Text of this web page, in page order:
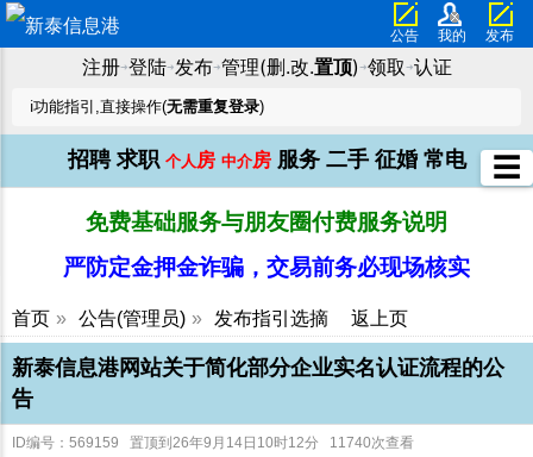
公告 我的 发布
注册➜登陆➜发布➜管理(删.改.置顶) ➜领取 ➜认证
ℹ️功能指引,直接操作(无需重复登录)
招聘 求职 个人 房 中介房 服务 二手 征婚 常电
免费基础服务与朋友圈付费服务说明
严防定金押金诈骗，交易前务必现场核实
首页 » 公告(管理员) » 发布指引选摘 返上页
新泰信息港网站关于简化部分企业实名认证流程的公
告
ID编号：569159 置顶到26年9月14日10时12分 11740次查看
☰